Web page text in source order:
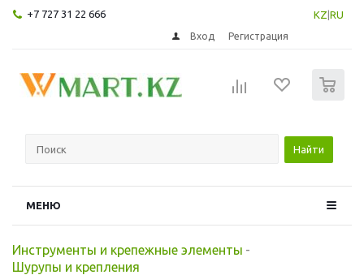
+7 727 31 22 666 KZ RU
Вход Регистрация
Найти
МЕНЮ
Инструменты и крепежные элементы -
Шурупы и крепления